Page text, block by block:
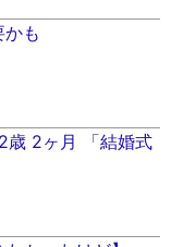
も
歳 2ヶ月 「結婚式